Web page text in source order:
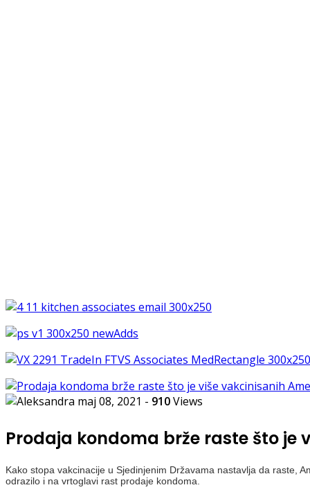
maj 08, 2021 - 910Views
Prodaja kondoma brže raste što
Kako stopa vakcinacije u Sjedinjenim Državama nastavlja da raste,
odrazilo i na vrtoglavi rast prodaje kondoma.